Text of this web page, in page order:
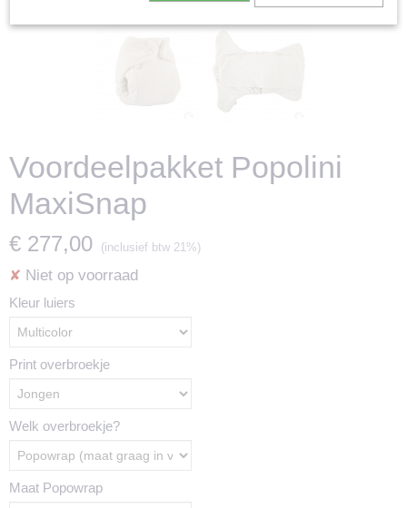
Voordeelpakket Popolini
MaxiSnap
€ 277,00 (inclusief btw 21%)
✘ Niet op voorraad
Kleur luiers
Print overbroekje
Welk overbroekje?
Maat Popowrap